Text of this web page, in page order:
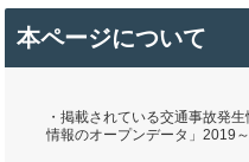
本ページについて
・掲載されている交通事故発
情報のオープンデータ」2019